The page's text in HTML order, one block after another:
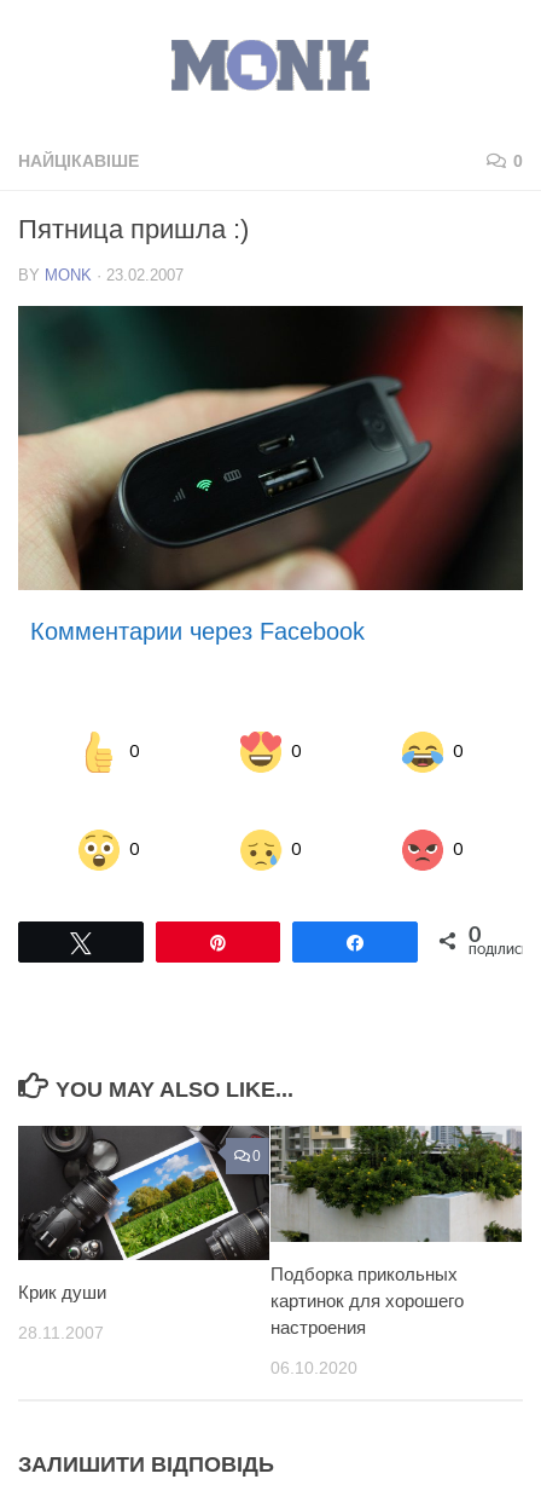
НАЙЦІКАВІШЕ 0
Пятница пришла :)
BY MONK · 23.02.2007
Комментарии через Facebook
0 0 0
0 0 0
Поділитися0
ПОДІЛИСЬ
YOU MAY ALSO LIKE...
0
Крик души
28.11.2007
Подборка прикольных
картинок для хорошего
настроения
06.10.2020
ЗАЛИШИТИ ВІДПОВІДЬ